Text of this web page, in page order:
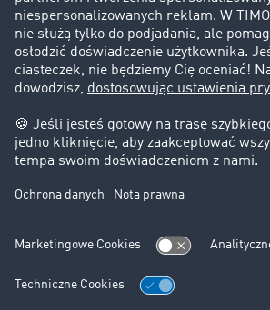
Informacje prawne
Impressum
OWU
Ochrona danych
Ustawienia plików cookies